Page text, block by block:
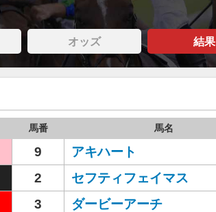
オッズ 結果
馬番 馬名
9 アキハート
2 セフティフェイマス
3 ダービーアーチ